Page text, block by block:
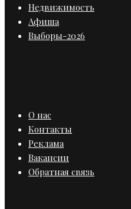
Недвижимость
Афиша
Выборы-2026
О нас
Контакты
Реклама
Вакансии
Обратная связь